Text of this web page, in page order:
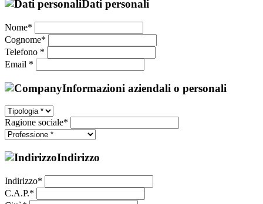
Dati personali
Nome*
Cognome*
Telefono *
Email *
Informazioni aziendali o personali
Ragione sociale*
Indirizzo
Indirizzo*
C.A.P.*